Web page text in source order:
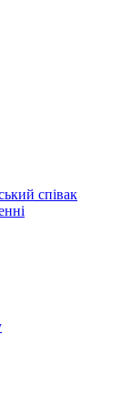
співак